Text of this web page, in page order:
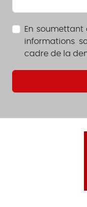
En
informations
cadre de la